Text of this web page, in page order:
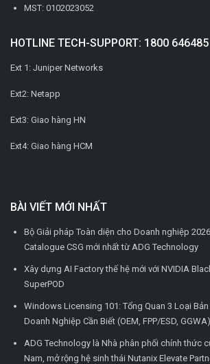
MST: 0102023052
HOTLINE TECH-SUPPORT: 1800 646485
Ext 1: Juniper Networks
Ext2: Netapp
Ext3: Giao hàng HN
Ext4: Giao hàng HCM
BÀI VIẾT MỚI NHẤT
Bộ Giải pháp Toàn diện cho Doanh nghiệp
Catalogue CSG mới nhất từ ADG Technology
Xây dựng AI Factory thế hệ mới với NVIDIA
SuperPOD
Windows Licensing 101: Tổng Quan 3 Loại
Doanh Nghiệp Cần Biết (OEM, FPP/ESD, GGWA)
ADG Technology là Nhà phân phối chính thức
Nam, mở rộng hệ sinh thái Nutanix Elevate